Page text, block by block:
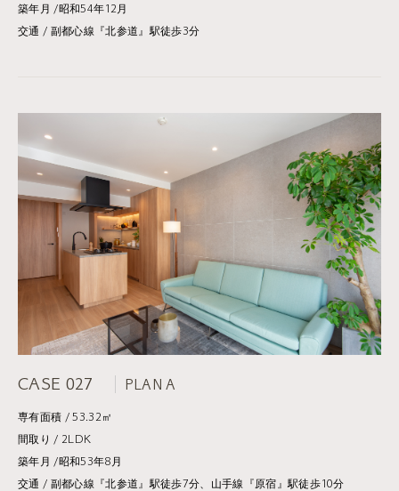
築年月 /昭和54年12月
交通 / 副都心線『北参道』駅徒歩3分
CASE 027 PLAN A
専有面積 / 53.32㎡
間取り / 2LDK
築年月 /昭和53年8月
交通 / 副都心線『北参道』駅徒歩7分、山手線『原宿』駅徒歩10分